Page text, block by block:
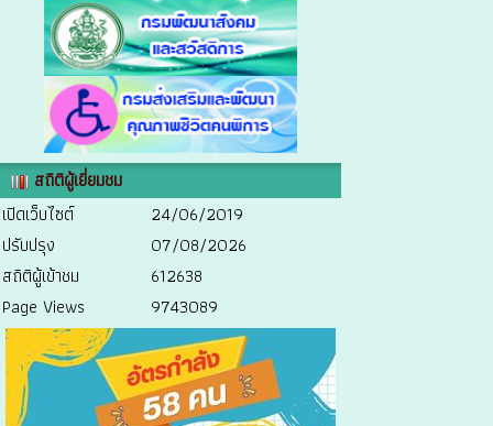
สถิติผู้เยี่ยมชม
เปิดเว็บไซต์
24/06/2019
ปรับปรุง
07/08/2026
สถิติผู้เข้าชม
612638
Page Views
9743089